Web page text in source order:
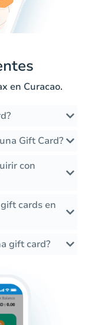
en Curacao.
Gift Card?
con
cards en
gift card?